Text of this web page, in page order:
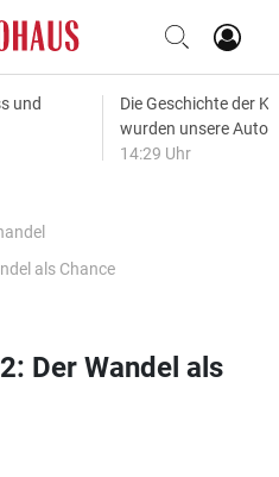
und
Die Geschichte der
wurden unsere
14:29 Uhr
als Chance
Der Wandel als